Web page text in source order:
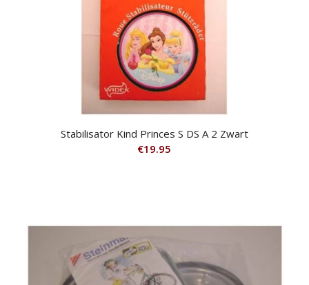
Stabilisator Kind Princes S DS A 2 Zwart
€19.95